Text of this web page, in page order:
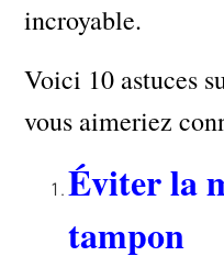
incroyable.
Voici 10 astuces
vous aimeriez
Éviter la
tampon